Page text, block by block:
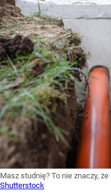
Masz studnię? To nie znaczy,
Shutterstock